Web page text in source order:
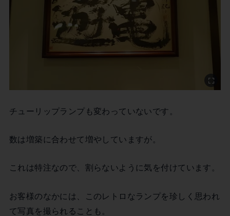
チューリップランプも変わっていないです。
数は増築に合わせて増やしていますが。
これは特注なので、割らないように気を付けています。
お客様のなかには、このレトロなランプを珍しく思われ
て写真を撮られることも。